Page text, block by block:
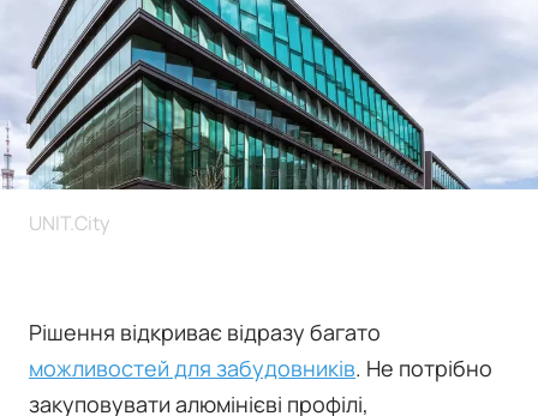
UNIT.City
Рішення відкриває відразу багато
можливостей для забудовників. Не потрібно
закуповувати алюмінієві профілі,